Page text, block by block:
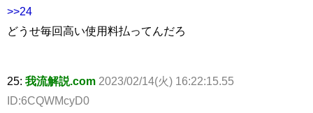
>>24
どうせ毎回高い使用料払ってんだろ
25: 我流解説.com 2023/02/14(火) 16:22:15.55
ID:6CQWMcyD0